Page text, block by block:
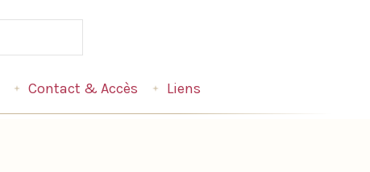
Contact & Accès Liens